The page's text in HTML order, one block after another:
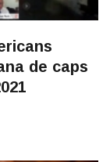
de caps